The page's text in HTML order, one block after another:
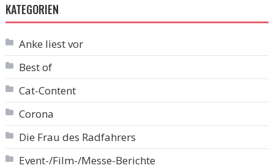
KATEGORIEN
Anke liest vor
Best of
Cat-Content
Corona
Die Frau des Radfahrers
Event-/Film-/Messe-Berichte